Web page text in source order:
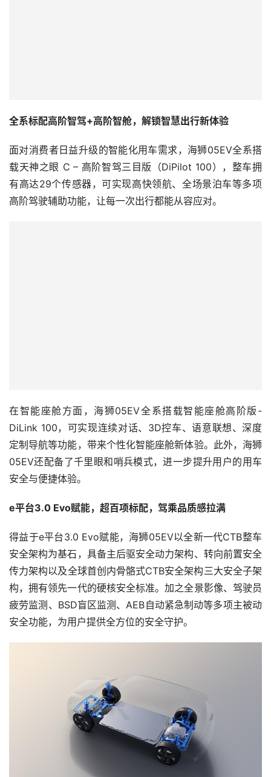
全系标配高阶智驾+高阶智舱，解锁智慧出行新体验
面对消费者日益升级的智能化用车需求，海狮05EV全系搭
载天神之眼 C – 高阶智驾三目版（DiPilot 100），整车拥
有高达29个传感器，可实现高快领航、全场景泊车等多项
高阶驾驶辅助功能，让每一次出行都能从容应对。
在智能座舱方面，海狮05EV全系搭载智能座舱高阶版-
DiLink 100，可实现连续对话、3D控车、语意联想、深度
定制导航等功能，带来个性化智能座舱新体验。此外，海狮
05EV还配备了千里眼和哨兵模式，进一步提升用户的用车
安全与便捷体验。
e平台3.0 Evo赋能，超百项标配，驾乘品质感拉满
得益于e平台3.0 Evo赋能，海狮05EV以全新一代CTB整车
安全架构为基石，具备主后驱安全动力架构、转向前置安全
传力架构以及全球首创内骨骼式CTB安全架构三大安全子架
构，拥有领先一代的硬核安全标准。加之全景影像、驾驶员
疲劳监测、BSD盲区监测、AEB自动紧急制动等多项主被动
安全功能，为用户提供全方位的安全守护。